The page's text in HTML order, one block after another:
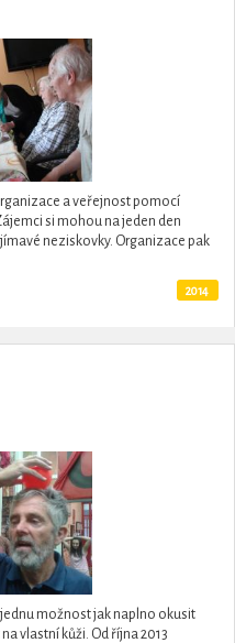
a veřejnost pomocí
si mohou na jeden den
neziskovky. Organizace pak
2014
možnost jak naplno okusit
vlastní kůži. Od října 2013